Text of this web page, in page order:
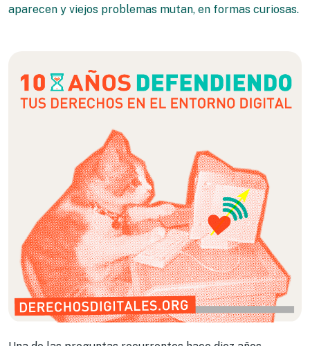
aparecen y viejos problemas mutan, en formas curiosas.